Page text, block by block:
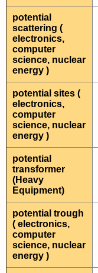
potential
scattering (
electronics,
computer
science, nuclear
energy )
potential sites (
electronics,
computer
science, nuclear
energy )
potential
transformer
(Heavy
Equipment)
potential trough
( electronics,
computer
science, nuclear
energy )